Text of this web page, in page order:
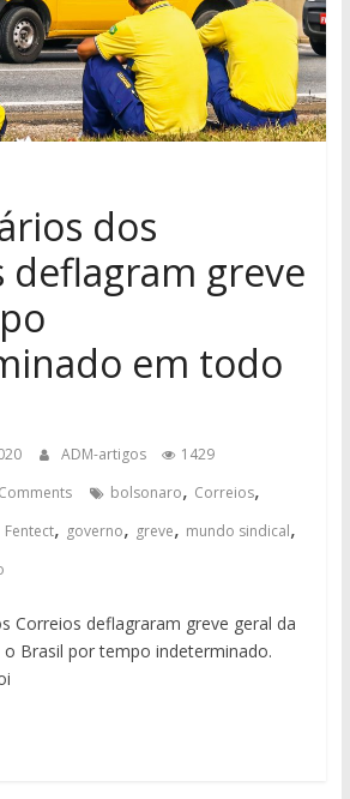
dos
deflagram greve
em todo
ADM-artigos
1429
bolsonaro, Correios,
Fentect, governo, greve, mundo sindical,
Correios deflagraram greve geral da
Brasil por tempo indeterminado.